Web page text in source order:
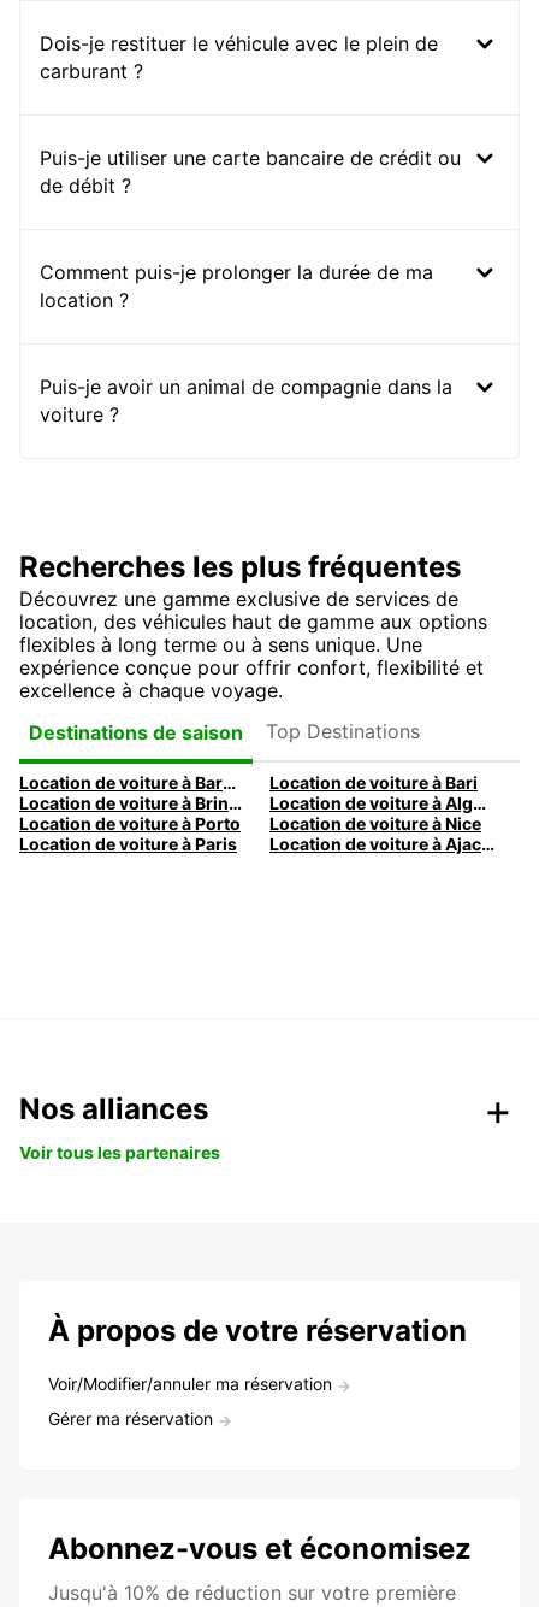
Dois-je restituer le véhicule avec le plein de
carburant ?
Puis-je utiliser une carte bancaire de crédit ou
de débit ?
Comment puis-je prolonger la durée de ma
location ?
Puis-je avoir un animal de compagnie dans la
voiture ?
Recherches les plus fréquentes
Découvrez une gamme exclusive de services de
location, des véhicules haut de gamme aux options
flexibles à long terme ou à sens unique. Une
expérience conçue pour offrir confort, flexibilité et
excellence à chaque voyage.
Destinations de saison
Top Destinations
Location de voiture à Barcelone
Location de voiture à Bari
Location de voiture à Brindisi
Location de voiture à Alghero
Location de voiture à Porto
Location de voiture à Nice
Location de voiture à Paris
Location de voiture à Ajaccio
Nos alliances
Voir tous les partenaires
À propos de votre réservation
Voir/Modifier/annuler ma réservation
Gérer ma réservation
Abonnez-vous et économisez
Jusqu'à 10% de réduction sur votre première